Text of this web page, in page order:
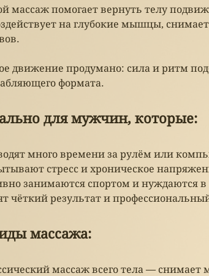
массаж помогает вернуть телу
на глубокие мышцы,
движение продумано: сила и ритм
формата.
для мужчин, которые:
много времени за рулём или
стресс и хроническое
занимаются спортом и нуждаются в
чёткий результат и
массажа:
массаж всего тела —